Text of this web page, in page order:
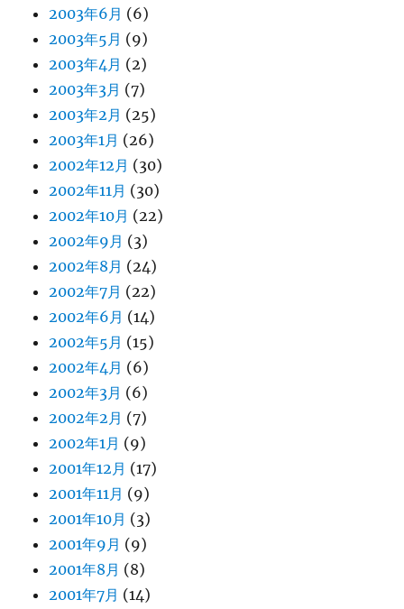
2003年6月 (6)
2003年5月 (9)
2003年4月 (2)
2003年3月 (7)
2003年2月 (25)
2003年1月 (26)
2002年12月 (30)
2002年11月 (30)
2002年10月 (22)
2002年9月 (3)
2002年8月 (24)
2002年7月 (22)
2002年6月 (14)
2002年5月 (15)
2002年4月 (6)
2002年3月 (6)
2002年2月 (7)
2002年1月 (9)
2001年12月 (17)
2001年11月 (9)
2001年10月 (3)
2001年9月 (9)
2001年8月 (8)
2001年7月 (14)